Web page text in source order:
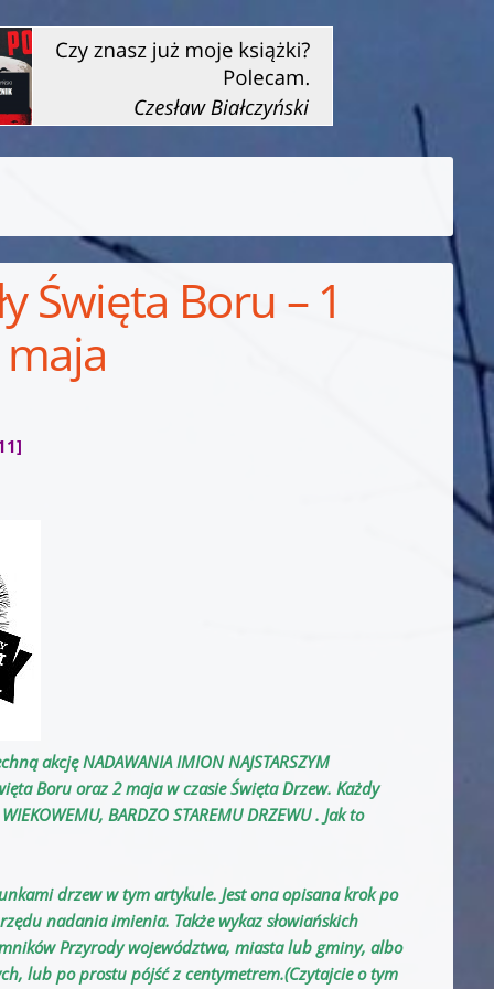
Święta Boru – 1
akcję NADAWANIA IMION NAJSTARSZYM
Boru oraz 2 maja w czasie Święta Drzew. Każdy
BARDZO STAREMU DRZEWU . Jak to
drzew w tym artykule. Jest ona opisana krok po
nadania imienia. Także wykaz słowiańskich
Przyrody województwa, miasta lub gminy, albo
lub po prostu pójść z centymetrem.(Czytajcie o tym